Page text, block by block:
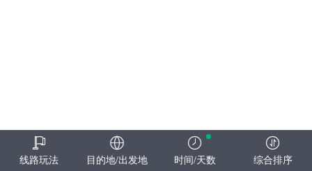
线路玩法 目的地/出发地 时间/天数 综合排序